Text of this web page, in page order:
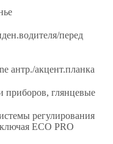
перед
антр./акцент.планка
приборов, глянцевые
регулирования
ЕСО PRO